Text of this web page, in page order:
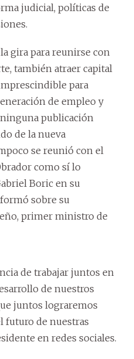
judicial, políticas de
gira para reunirse con
también atraer capital
para
de empleo y
publicación
de la nueva
se reunió con el
como sí lo
Boric en su
sobre su
primer ministro de
de trabajar juntos en
de nuestros
juntos lograremos
futuro de nuestras
en redes sociales.